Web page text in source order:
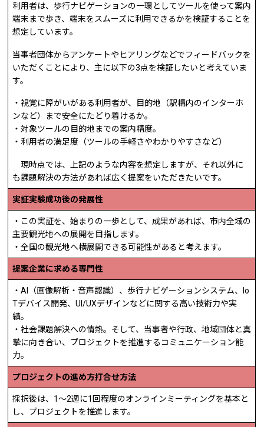
利用者は、歩行ナビゲーションの一環としてツールを使って案内
端末まで歩き、端末をスムーズに利用できるかを検証することを
想定しています。
当事者団体からアンケートやヒアリングなどでフィードバックを
いただくことにより、主に以下の3点を検証したいと考えていま
す。
・視覚に障がいがある利用者が、目的地（駅構内のインターホ
ンなど）まで安全にたどり着けるか。
・対象ツールの目的地までの案内精度。
・利用者の満足度（ツールの手軽さやわかりやすさなど）
現時点では、上記のような内容を想定しますが、それ以外に
も課題解決の方法があれば広く提案をいただきたいです。
実証実験成功後の発展性
・この実証を、始まりの一歩として、成果があれば、市内全域の
主要観光地への展開を目指します。
・全国の観光地へ横展開できる可能性があると考えます。
提案企業に求める専門性
・AI（画像解析・音声認識）、歩行ナビゲーションシステム、Io
Tデバイス開発、UI/UXデザインなどに関する高い技術力や実
績。
・社会課題解決への情熱。そして、当事者や行政、地域団体と真
摯に向き合い、プロジェクトを推進するコミュニケーション能
力。
プロジェクトの進め方打合せ方法
採択後は、1～2週に1回程度のオンラインミーティングを基本と
し、プロジェクトを推進します。